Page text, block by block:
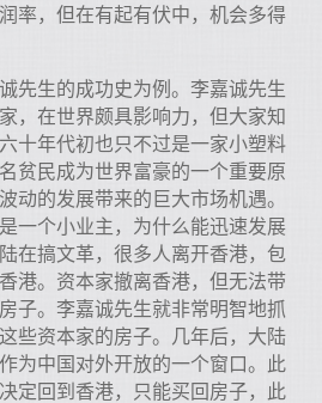
率，但在有起有伏中，机会多得
先生的成功史为例。李嘉诚先生
，在世界颇具影响力，但大家知
十年代初也只不过是一家小塑料
贫民成为世界富豪的一个重要原
动的发展带来的巨大市场机遇。
一个小业主，为什么能迅速发展
在搞文革，很多人离开香港，包
港。资本家撤离香港，但无法带
子。李嘉诚先生就非常明智地抓
些资本家的房子。几年后，大陆
为中国对外开放的一个窗口。此
定回到香港，只能买回房子，此